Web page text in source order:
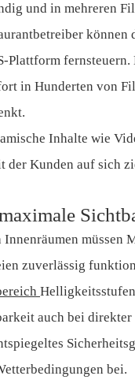
und in mehreren
können
Plattform
in Hunderten von
Inhalte wie
Kunden auf sich
zuverlässig
auch bei
bei.